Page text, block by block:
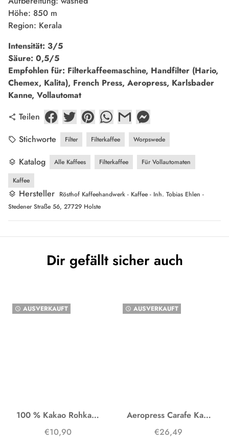
Höhe: 850 m
Region: Kerala
Intensität: 3/5
Säure: 0,5/5
Empfohlen für: Filterkaffeemaschine, Handfilter (Hario,
Chemex, Kalita), French Press, Aeropress, Karlsbader
Kanne, Vollautomat
share Teilen
local_offer Stichworte Filter Filterkaffee Worpswede
layers Katalog Alle Kaffees Filterkaffee
Für Vollautomaten
Kaffee
layers Hersteller Rösthof Kaffeehandwerk - Kaffee - Inh. Tobias Ehlen -
Stedener Straße 56, 27729 Holste
Dir gefällt sicher auch
watch_later AUSVERKAUFT
100 % Kakao Rohkakao
€10,90
watch_later AUSVERKAUFT
Aeropress Carafe Karaffe
€26,49